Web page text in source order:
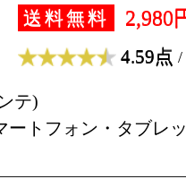
送料無料 2,980
4.59点 /
テ)
ートフォン・タブレ